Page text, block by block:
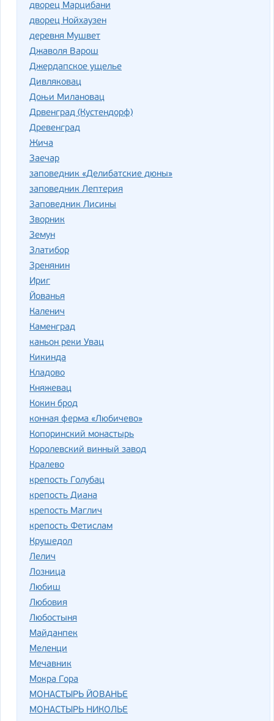
дворец Марцибани
дворец Нойхаузен
деревня Мушвет
Джаволя Варош
Джердапское ущелье
Дивляковац
Доњи Милановац
Дрвенград (Кустендорф)
Древенград
Жича
Заечар
заповедник «Делибатские дюны»
заповедник Лептерия
Заповедник Лисины
Зворник
Земун
Златибор
Зренянин
Ириг
Йованья
Каленич
Каменград
каньон реки Увац
Кикинда
Кладово
Княжевац
Кокин брод
конная ферма «Любичево»
Копоринский монастырь
Королевский винный завод
Кралево
крепость Голубац
крепость Диана
крепость Маглич
крепость Фетислам
Крушедол
Лелич
Лозница
Любиш
Любовия
Любостыня
Майданпек
Меленци
Мечавник
Мокра Гора
МОНАСТЫРЬ ЙОВАНЬЕ
МОНАСТЫРЬ НИКОЛЬЕ